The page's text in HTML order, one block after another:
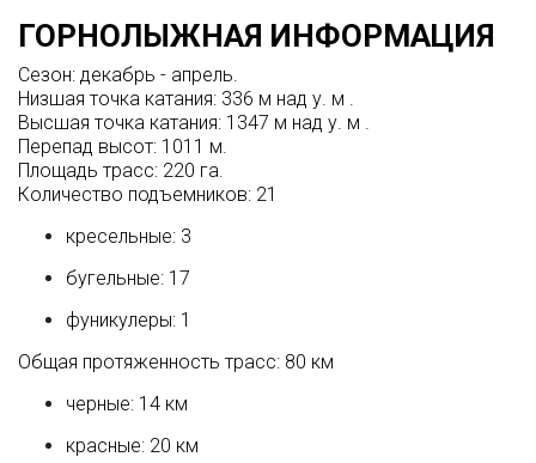
ГОРНОЛЫЖНАЯ ИНФОРМАЦИЯ
Сезон: декабрь - апрель.
Низшая точка катания: 336 м над у. м .
Высшая точка катания: 1347 м над у. м .
Перепад высот: 1011 м.
Площадь трасс: 220 га.
Количество подъемников: 21
кресельные: 3
бугельные: 17
фуникулеры: 1
Общая протяженность трасс: 80 км
черные: 14 км
красные: 20 км